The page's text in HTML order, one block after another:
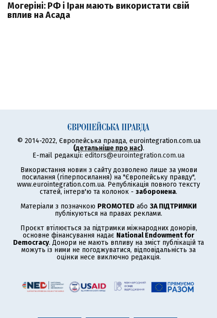
Могеріні: РФ і Іран мають використати свій
вплив на Асада
© 2014-2022, Європейська правда, eurointegration.com.ua
(детальніше про нас).
E-mail редакції: editors@eurointegration.com.ua
Використання новин з сайту дозволено лише за умови
посилання (гіперпосилання) на "Європейську правду",
www.eurointegration.com.ua. Републікація повного тексту
статей, інтерв'ю та колонок - заборонена.
Матеріали з позначкою PROMOTED або ЗА ПІДТРИМКИ
публікуються на правах реклами.
Проєкт втілюється за підтримки міжнародних донорів,
основне фінансування надає National Endowment for
Democracy. Донори не мають впливу на зміст публікацій та
можуть із ними не погоджуватися, відповідальність за
оцінки несе виключно редакція.